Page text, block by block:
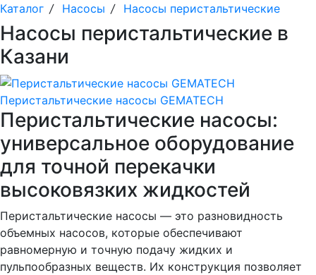
Каталог / Насосы / Насосы перистальтические
Насосы перистальтические в
Казани
Перистальтические насосы GEMATECH
Перистальтические насосы:
универсальное оборудование
для точной перекачки
высоковязких жидкостей
Перистальтические насосы — это разновидность
объемных насосов, которые обеспечивают
равномерную и точную подачу жидких и
пульпообразных веществ. Их конструкция позволяет